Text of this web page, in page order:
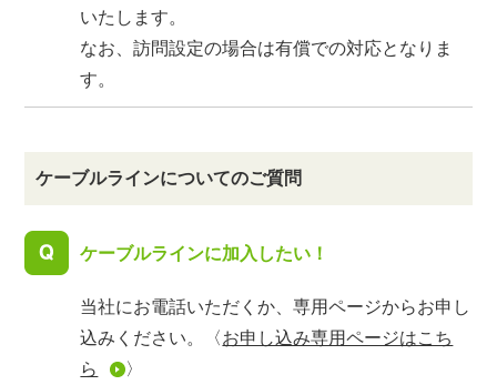
いたします。
なお、訪問設定の場合は有償での対応となりま
す。
ケーブルラインについてのご質問
ケーブルラインに加入したい！
当社にお電話いただくか、専用ページからお申し
込みください。〈お申し込み専用ページはこち
ら
〉